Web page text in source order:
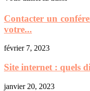
Contacter un
votre...
février 7, 2023
Site internet : quels
janvier 20, 2023